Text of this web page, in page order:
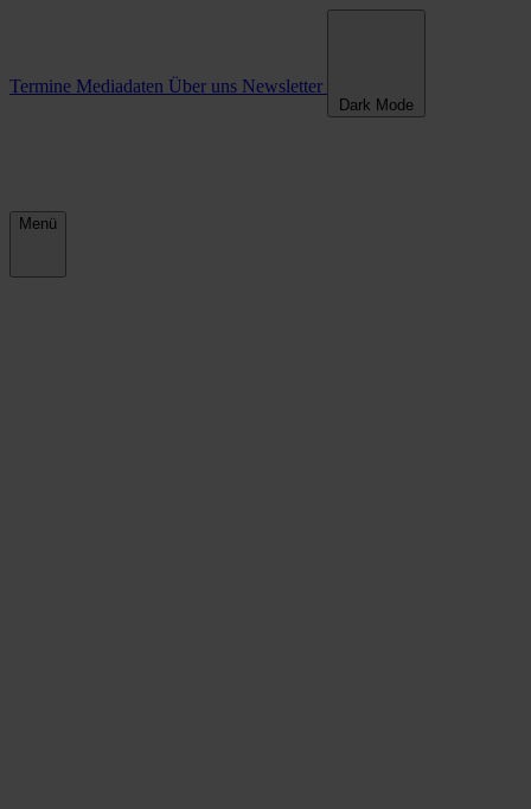
Termine Mediadaten Über uns Newsletter
Dark Mode
Menü
Kommunalparlamente und